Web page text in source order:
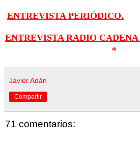
ENTREVISTA PERIÓDICO.
ENTREVISTA RADIO CADENA
*
Javier Adán
Compartir
71 comentarios: